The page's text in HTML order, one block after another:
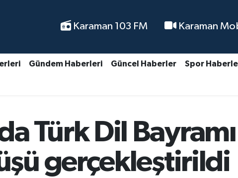
Karaman 103 FM Karaman
Gündem Haberleri Güncel Haberler Spor
Türk Dil
gerçekleştirildi